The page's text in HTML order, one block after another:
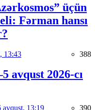
üçün
Fərman hansı
13:43 388
avqust 2026-cı
avqust, 13:19 390